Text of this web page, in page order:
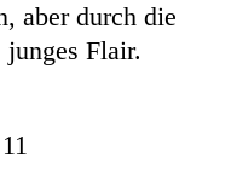
aber durch die
Flair.